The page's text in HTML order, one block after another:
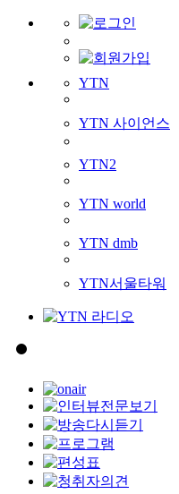
YTN
YTN 사이언스
YTN2
YTN world
YTN dmb
YTN서울타워